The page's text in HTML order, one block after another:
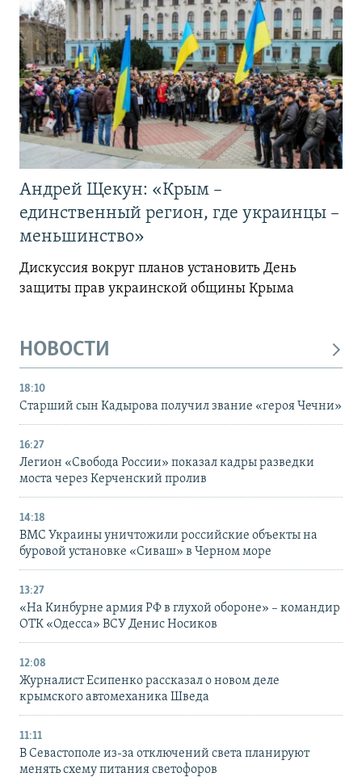
Андрей Щекун: «Крым –
единственный регион, где украинцы –
меньшинство»
Дискуссия вокруг планов установить День
защиты прав украинской общины Крыма
НОВОСТИ
18:10
Старший сын Кадырова получил звание «героя Чечни»
16:27
Легион «Свобода России» показал кадры разведки
моста через Керченский пролив
14:18
ВМС Украины уничтожили российские объекты на
буровой установке «Сиваш» в Черном море
13:27
«На Кинбурне армия РФ в глухой обороне» – командир
ОТК «Одесса» ВСУ Денис Носиков
12:08
Журналист Есипенко рассказал о новом деле
крымского автомеханика Шведа
11:11
В Севастополе из-за отключений света планируют
менять схему питания светофоров